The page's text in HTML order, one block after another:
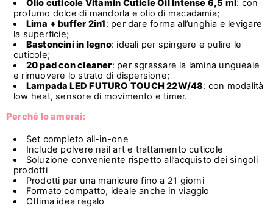
Olio cuticole Vitamin Cuticle Oil Intense 6,5 ml: con
profumo dolce di mandorla e olio di macadamia;
Lima + buffer 2in1: per dare forma all’unghia e levigare
la superficie;
Bastoncini in legno: ideali per spingere e pulire le
cuticole;
20 pad con cleaner: per sgrassare la lamina ungueale
e rimuovere lo strato di dispersione;
Lampada LED FUTURO TOUCH 22W/48: con modalità
low heat, sensore di movimento e timer.
Perché lo amerai:
Set completo all-in-one
Include polvere nail art e trattamento cuticole
Soluzione conveniente rispetto all’acquisto dei singoli
prodotti
Prodotti per una manicure fino a 21 giorni
Formato compatto, ideale anche in viaggio
Ottima idea regalo